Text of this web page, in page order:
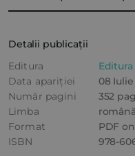
Detalii publicații
Editura
Data apariției
08 Iulie
Număr pagini
352
Limba
română
Format
PDF
ISBN
978-